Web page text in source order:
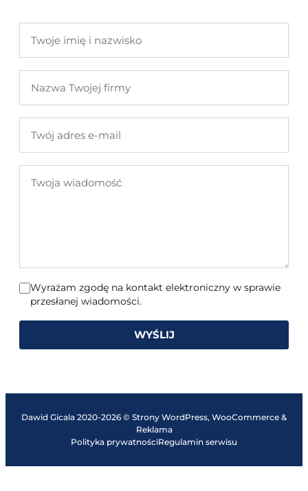
imię
nazwisko
Twojej
adres
mail
wiadomość
Wyrażam zgodę na kontakt elektroniczny w sprawie
przesłanej wiadomości.
WYŚLIJ
Dawid Gicala 2020-2026 © Strony WordPress, WooCommerce &
Reklama
Polityka prywatnościRegulamin serwisu